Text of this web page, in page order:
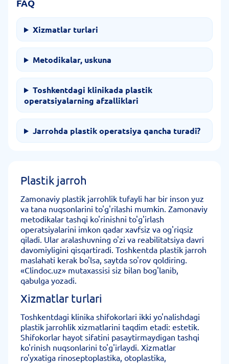
FAQ
Xizmatlar turlari
Metodikalar, uskuna
Toshkentdagi klinikada plastik
operatsiyalarning afzalliklari
Jarrohda plastik operatsiya qancha turadi?
Plastik jarroh
Zamonaviy plastik jarrohlik tufayli har bir inson yuz
va tana nuqsonlarini to'g'rilashi mumkin. Zamonaviy
metodikalar tashqi ko'rinishni to'g'irlash
operatsiyalarini imkon qadar xavfsiz va og'riqsiz
qiladi. Ular aralashuvning o'zi va reabilitatsiya davri
davomiyligini qisqartiradi. Toshkentda plastik jarroh
maslahati kerak bo'lsa, saytda so'rov qoldiring.
«Clindoc.uz» mutaxassisi siz bilan bog'lanib,
qabulga yozadi.
Xizmatlar turlari
Toshkentdagi klinika shifokorlari ikki yo'nalishdagi
plastik jarrohlik xizmatlarini taqdim etadi: estetik.
Shifokorlar hayot sifatini pasaytirmaydigan tashqi
ko'rinish nuqsonlarini to'g'irlaydi. Xizmatlar
ro'yxatiga rinoseptoplastika, otoplastika,